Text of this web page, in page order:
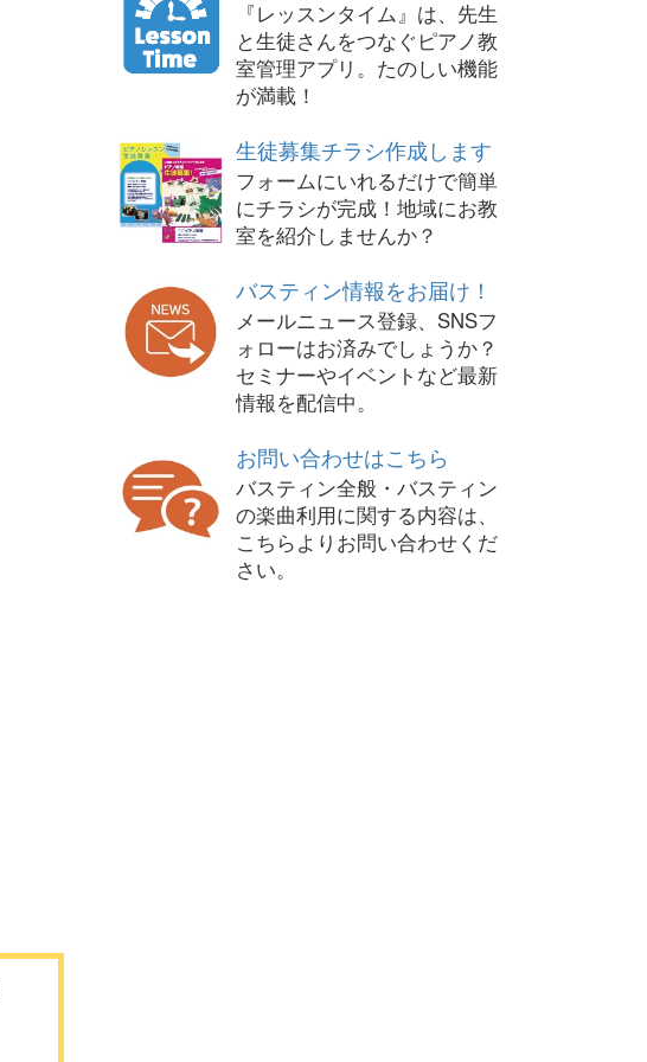
『レッスンタイム』は、先生
と生徒さんをつなぐピアノ教
室管理アプリ。たのしい機能
が満載！
生徒募集チラシ作成します
フォームにいれるだけで簡単
にチラシが完成！地域にお教
室を紹介しませんか？
バスティン情報をお届け！
メールニュース登録、SNSフ
ォローはお済みでしょうか？
セミナーやイベントなど最新
情報を配信中。
お問い合わせはこちら
バスティン全般・バスティン
の楽曲利用に関する内容は、
こちらよりお問い合わせくだ
さい。